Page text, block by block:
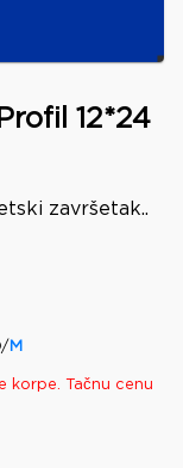
12*24
završetak..
M
korpe. Tačnu cenu